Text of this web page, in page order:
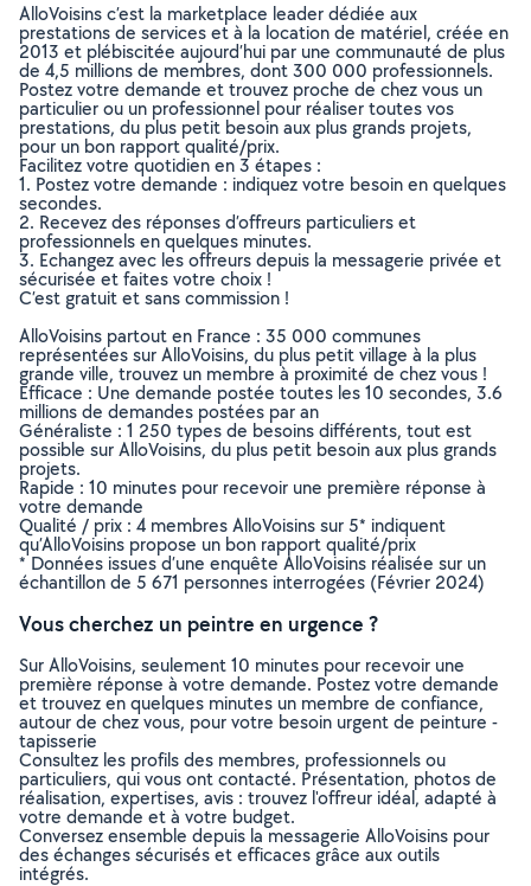
AlloVoisins c’est la marketplace leader dédiée aux
prestations de services et à la location de matériel, créée en
2013 et plébiscitée aujourd’hui par une communauté de plus
de 4,5 millions de membres, dont 300 000 professionnels.
Postez votre demande et trouvez proche de chez vous un
particulier ou un professionnel pour réaliser toutes vos
prestations, du plus petit besoin aux plus grands projets,
pour un bon rapport qualité/prix.
Facilitez votre quotidien en 3 étapes :
1. Postez votre demande : indiquez votre besoin en quelques
secondes.
2. Recevez des réponses d’offreurs particuliers et
professionnels en quelques minutes.
3. Echangez avec les offreurs depuis la messagerie privée et
sécurisée et faites votre choix !
C’est gratuit et sans commission !
AlloVoisins partout en France : 35 000 communes
représentées sur AlloVoisins, du plus petit village à la plus
grande ville, trouvez un membre à proximité de chez vous !
Efficace : Une demande postée toutes les 10 secondes, 3.6
millions de demandes postées par an
Généraliste : 1 250 types de besoins différents, tout est
possible sur AlloVoisins, du plus petit besoin aux plus grands
projets.
Rapide : 10 minutes pour recevoir une première réponse à
votre demande
Qualité / prix : 4 membres AlloVoisins sur 5* indiquent
qu’AlloVoisins propose un bon rapport qualité/prix
* Données issues d’une enquête AlloVoisins réalisée sur un
échantillon de 5 671 personnes interrogées (Février 2024)
Vous cherchez un peintre en urgence ?
Sur AlloVoisins, seulement 10 minutes pour recevoir une
première réponse à votre demande. Postez votre demande
et trouvez en quelques minutes un membre de confiance,
autour de chez vous, pour votre besoin urgent de peinture -
tapisserie
Consultez les profils des membres, professionnels ou
particuliers, qui vous ont contacté. Présentation, photos de
réalisation, expertises, avis : trouvez l'offreur idéal, adapté à
votre demande et à votre budget.
Conversez ensemble depuis la messagerie AlloVoisins pour
des échanges sécurisés et efficaces grâce aux outils
intégrés.